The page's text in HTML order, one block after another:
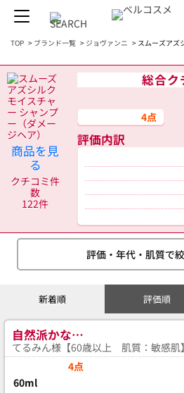
TOP > ブランド一覧 > ジョヴァンニ > スムーズアズ
商品を見
る
クチコミ件
数
122件
総合ク
4点
評価内訳
評価・年代・肌質で
新着順 評価順
自然派かな…
てるみん様【60歳以上 肌質：敏感肌】
4点
60ml